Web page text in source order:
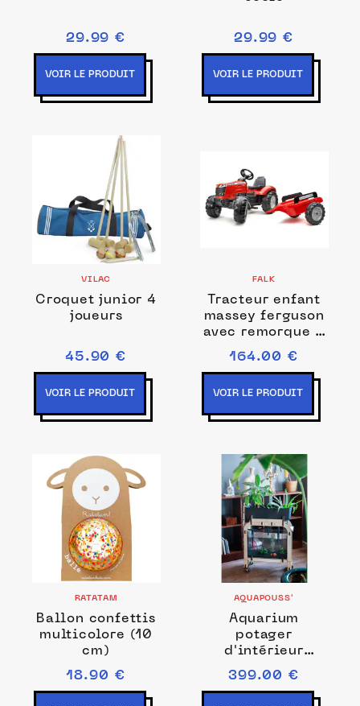
29.99 €
VOIR LE PRODUIT
29.99 €
VOIR LE PRODUIT
VILAC
Croquet junior 4
joueurs
45.90 €
VOIR LE PRODUIT
FALK
Tracteur enfant
massey ferguson
avec remorque 3
à 7 ans - falk
164.00 €
VOIR LE PRODUIT
RATATAM
Ballon confettis
multicolore (10
cm)
18.90 €
AQUAPOUSS'
Aquarium
potager
d'intérieur
aquapouss
399.00 €